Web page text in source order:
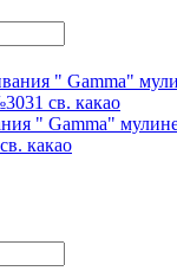
" Gamma"
какао